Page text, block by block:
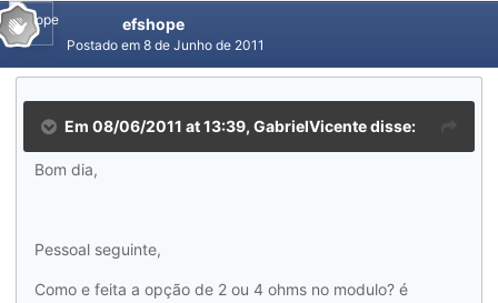
efshope
Postado em 8 de Junho de 2011
Em 08/06/2011 at 13:39, GabrielVicente disse:
Bom dia,
Pessoal seguinte,
Como e feita a opção de 2 ou 4 ohms no modulo? é